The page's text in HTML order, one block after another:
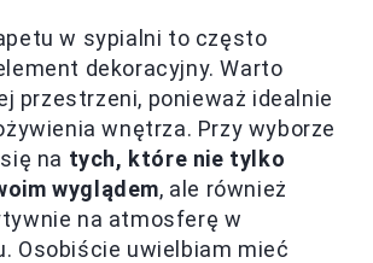
w sypialni to często
dekoracyjny. Warto
przestrzeni, ponieważ idealnie
wnętrza. Przy wyborze
na tych, które nie tylko
wyglądem, ale również
na atmosferę w
Osobiście uwielbiam mieć